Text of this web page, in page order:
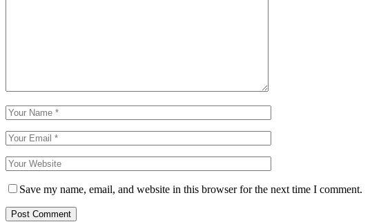
Save my name, email, and website in this browser for the next time I comment.